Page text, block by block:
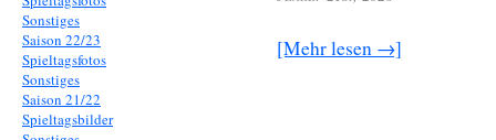
Sonstiges
Saison 22/23
Spieltagsfotos
Sonstiges
Saison 21/22
Spieltagsbilder
[Mehr lesen →]